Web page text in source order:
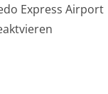
Express Airport